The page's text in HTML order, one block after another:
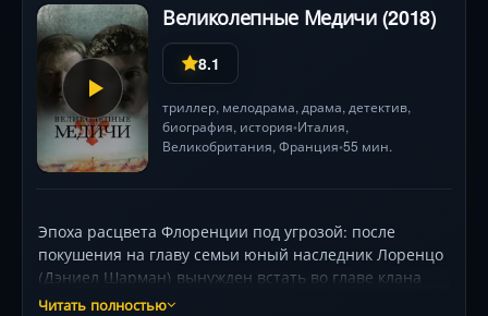
Великолепные Медичи (2018)
8.1
триллер, мелодрама, драма, детектив,
биография, история•Италия,
Великобритания, Франция•55 мин.
Эпоха расцвета Флоренции под угрозой: после
покушения на главу семьи юный наследник Лоренцо
(Дэниел Шарман) вынужден встать во главе клана
Медичи. Ему противостоят коварный Якопо Пацци
Читать полностью